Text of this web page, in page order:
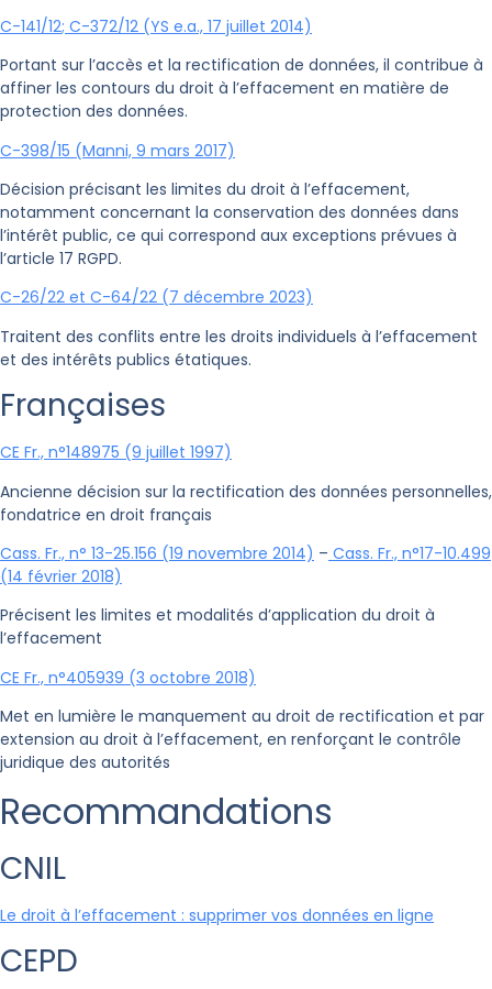
C-141/12; C-372/12 (YS e.a., 17 juillet 2014)
Portant sur l’accès et la rectification de données, il contribue à
affiner les contours du droit à l’effacement en matière de
protection des données.
C-398/15 (Manni, 9 mars 2017)
Décision précisant les limites du droit à l’effacement,
notamment concernant la conservation des données dans
l’intérêt public, ce qui correspond aux exceptions prévues à
l’article 17 RGPD.
C-26/22 et C-64/22 (7 décembre 2023)
Traitent des conflits entre les droits individuels à l’effacement
et des intérêts publics étatiques.
Françaises
CE Fr., n°148975 (9 juillet 1997)
Ancienne décision sur la rectification des données personnelles,
fondatrice en droit français
Cass. Fr., n° 13-25.156 (19 novembre 2014) – Cass. Fr., n°17-10.499
(14 février 2018)
Précisent les limites et modalités d’application du droit à
l’effacement
CE Fr., n°405939 (3 octobre 2018)
Met en lumière le manquement au droit de rectification et par
extension au droit à l’effacement, en renforçant le contrôle
juridique des autorités
Recommandations
CNIL
Le droit à l’effacement : supprimer vos données en ligne
CEPD